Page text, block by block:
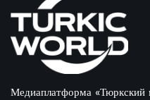
Медиаплатформа